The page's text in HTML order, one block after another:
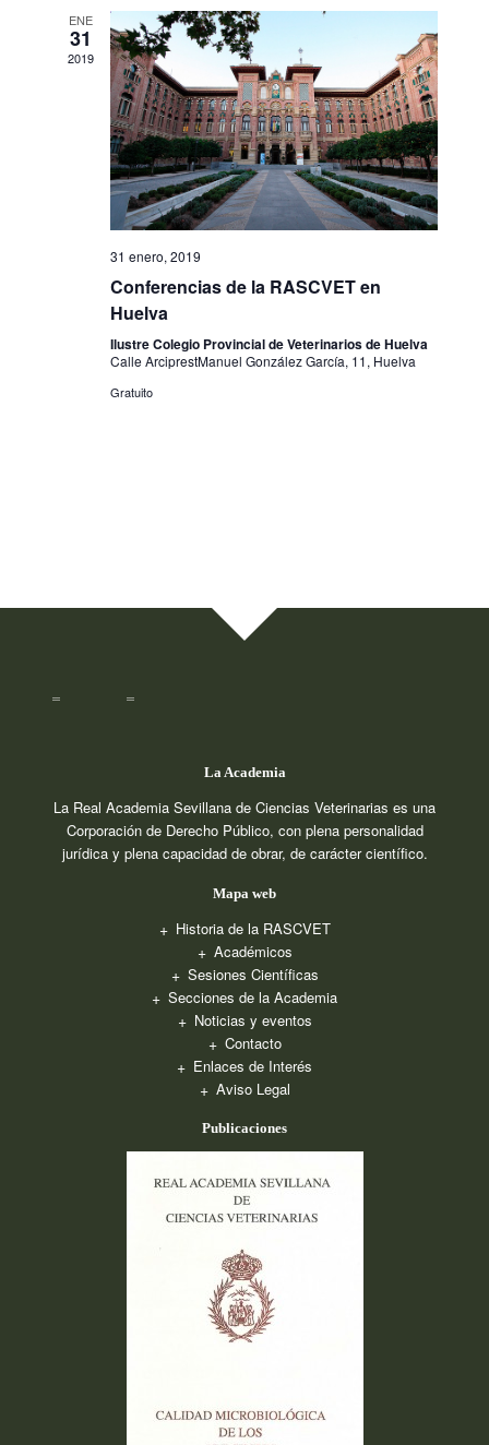
ENE
31
2019
31 enero, 2019
Conferencias de la RASCVET en
Huelva
Ilustre Colegio Provincial de Veterinarios de Huelva
Calle ArciprestManuel González García, 11, Huelva
Gratuito
La Academia
La Real Academia Sevillana de Ciencias Veterinarias es una
Corporación de Derecho Público, con plena personalidad
jurídica y plena capacidad de obrar, de carácter científico.
Mapa web
Historia de la RASCVET
Académicos
Sesiones Científicas
Secciones de la Academia
Noticias y eventos
Contacto
Enlaces de Interés
Aviso Legal
Publicaciones